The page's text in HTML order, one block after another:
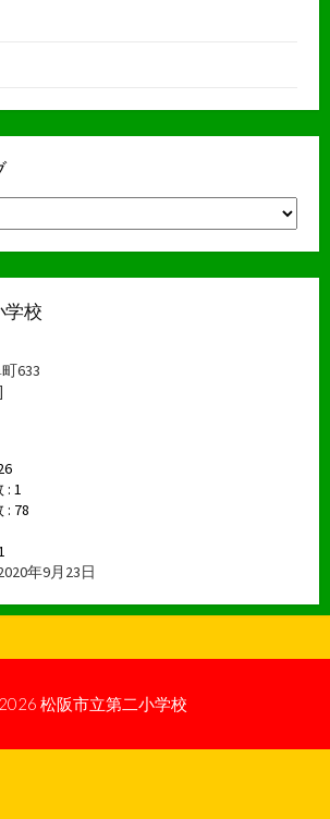
学校
633
]
: 1
: 78
年9月23日
松阪市立第二小学校